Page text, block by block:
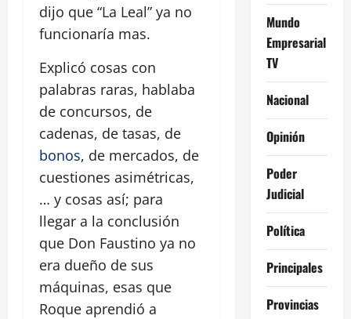
dijo que “La Leal” ya no
funcionaría mas.
Explicó cosas con
palabras raras, hablaba
de concursos, de
cadenas, de tasas, de
bonos, de mercados, de
cuestiones asimétricas,
… y cosas así; para
llegar a la conclusión
que Don Faustino ya no
era dueño de sus
máquinas, esas que
Roque aprendió a
Mundo
Empresarial
TV
Nacional
Opinión
Poder
Judicial
Política
Principales
Provincias